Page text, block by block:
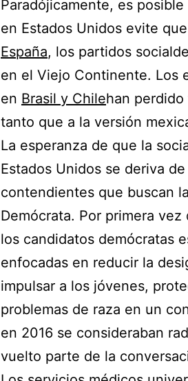
Paradójicamente, es
en Estados Unidos evite que
España, los partidos
en el Viejo Continente. Los
en Brasil y Chilehan
tanto que a la versión
La esperanza de que la
Estados Unidos se deriva
contendientes que buscan
Demócrata. Por primera
los candidatos demócratas
enfocadas en reducir la
impulsar a los jóvenes,
problemas de raza en un
en 2016 se consideraban
vuelto parte de la